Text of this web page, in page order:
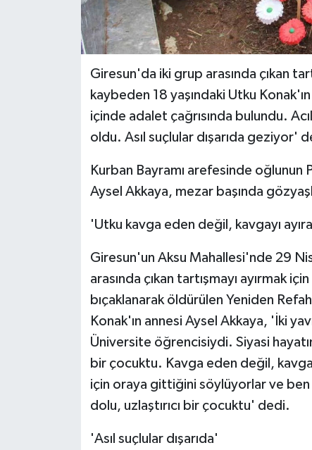
Giresun'da iki grup arasında çıkan
kaybeden 18 yaşındaki Utku
içinde adalet çağrısında bulundu.
oldu. Asıl suçlular dışarıda geziyor'
Kurban Bayramı arefesinde oğlunun
Aysel Akkaya, mezar başında
'Utku kavga eden değil, kavgayı
Giresun'un Aksu Mahallesi'nde 29
arasında çıkan tartışmayı ayırmak
bıçaklanarak öldürülen Yeniden
Konak'ın annesi Aysel Akkaya, 'İki
Üniversite öğrencisiydi. Siyasi
bir çocuktu. Kavga eden değil,
için oraya gittiğini söylüyorlar ve ben
dolu, uzlaştırıcı bir çocuktu' dedi.
'Asıl suçlular dışarıda'